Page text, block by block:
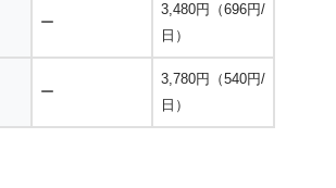
ー
3,480円（696円/
日）
ー
3,780円（540円/
日）